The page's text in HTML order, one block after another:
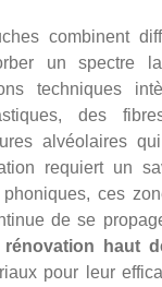
combinent
un spectre
techniques
des
alvéolaires
requiert un
ces
de se
rénovation haut
pour leur